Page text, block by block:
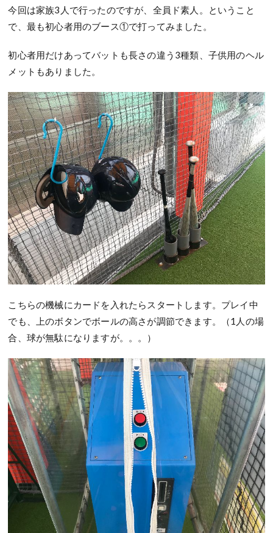
今回は家族3人で行ったのですが、全員ド素人。ということ
で、最も初心者用のブース①で打ってみました。
初心者用だけあってバットも長さの違う3種類、子供用のヘル
メットもありました。
こちらの機械にカードを入れたらスタートします。プレイ中
でも、上のボタンでボールの高さが調節できます。（1人の場
合、球が無駄になりますが。。。）